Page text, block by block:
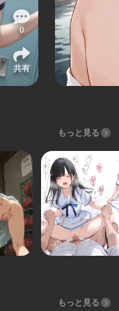
0
共有
もっと見る
もっと見る